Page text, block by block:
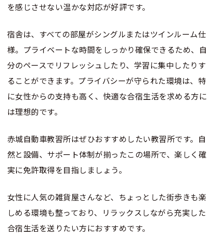
を感じさせない温かな対応が好評です。
宿舎は、すべての部屋がシングルまたはツインルーム仕
様。プライベートな時間をしっかり確保できるため、自
分のペースでリフレッシュしたり、学習に集中したりす
ることができます。プライバシーが守られた環境は、特
に女性からの支持も高く、快適な合宿生活を求める方に
は理想的です。
赤城自動車教習所はぜひおすすめしたい教習所です。自
然と設備、サポート体制が揃ったこの場所で、楽しく確
実に免許取得を目指しましょう。
女性に人気の雑貨屋さんなど、ちょっとした街歩きも楽
しめる環境も整っており、リラックスしながら充実した
合宿生活を送りたい方におすすめです。